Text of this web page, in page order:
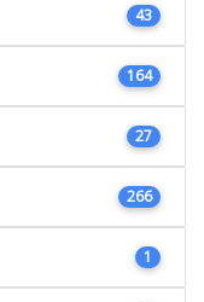
43
164
27
266
1